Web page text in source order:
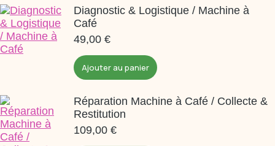
Diagnostic & Logistique / Machine à
Café
49,00 €
Ajouter au panier
Réparation Machine à Café / Collecte &
Restitution
109,00 €